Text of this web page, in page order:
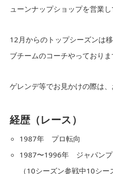
ューンナップショップを営業し
12月からのトップシーズンは
ブチームのコーチやっておりま
ゲレンデ等でお見かけの際は、
経歴（レース）
1987年 プロ転向
1987〜1996年 ジャパンプ
（10シーズン参戦中10シー